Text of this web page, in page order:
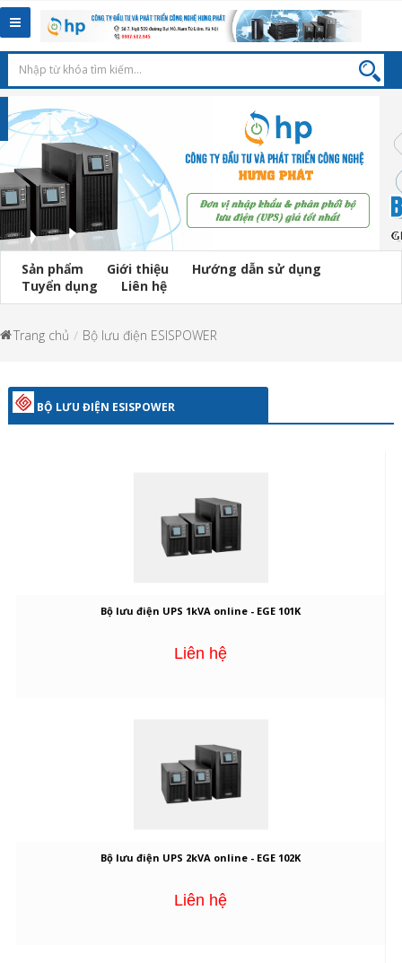
Toggle
navigation
Sản phẩm Giới thiệu
Hướng dẫn sử dụng
Tuyển dụng
Liên hệ
Trang chủ Bộ lưu điện ESISPOWER
BỘ LƯU ĐIỆN ESISPOWER
Bộ lưu điện UPS 1kVA online - EGE 101K
Liên hệ
Bộ lưu điện UPS 2kVA online - EGE 102K
Liên hệ